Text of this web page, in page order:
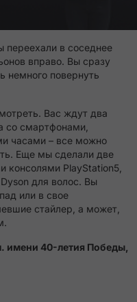
переехали в соседнее
вправо. Вы сразу
немного повернуть
Вас ждут два
со смартфонами,
часами – все можно
Еще мы сделали две
консолями PlayStation5,
для волос. Вы
или в свое
стайлер, а может,
имени 40-летия Победы,